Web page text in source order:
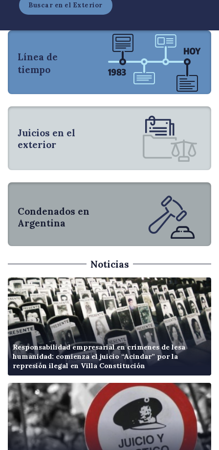
Santiago del Estero
Catamarca
4
San Luis
La Pampa
Buscar en el Exterior
Noticias
Responsabilidad empresarial en crímenes de lesa
humanidad: comienza el juicio “Acindar” por la
represión ilegal en Villa Constitución
Línea de
tiempo
Juicios en el
exterior
Condenados en
Argentina